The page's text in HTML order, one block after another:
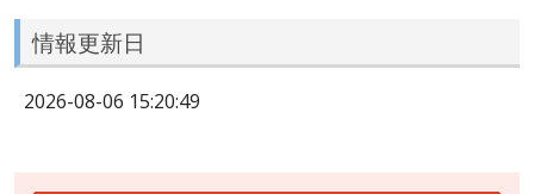
情報更新日
2026-08-06 15:20:49